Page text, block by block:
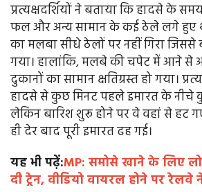
प्रत्यक्षदर्शियों ने बताया कि हादसे के
फल और अन्य सामान के कई ठेले लगे हुए
का मलबा सीधे ठेलों पर नहीं गिरा
गया। हालांकि, मलबे की चपेट में आने
दुकानों का सामान क्षतिग्रस्त हो गया।
हादसे से कुछ मिनट पहले इमारत के
लेकिन बारिश शुरू होने पर वे वहां से हट
ही देर बाद पूरी इमारत ढह गई।
यह भी पढ़ें:MP: समोसे खाने के लिए
दी ट्रेन, वीडियो वायरल होने पर